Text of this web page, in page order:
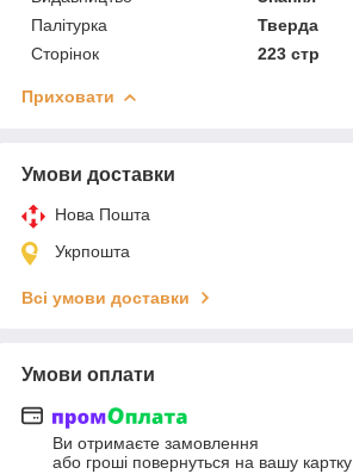
Палітурка
Тверда
Сторінок
223 стр
Приховати
Умови доставки
Нова Пошта
Укрпошта
Всі умови доставки
Умови оплати
Ви отримаєте замовлення
або гроші повернуться на вашу картку